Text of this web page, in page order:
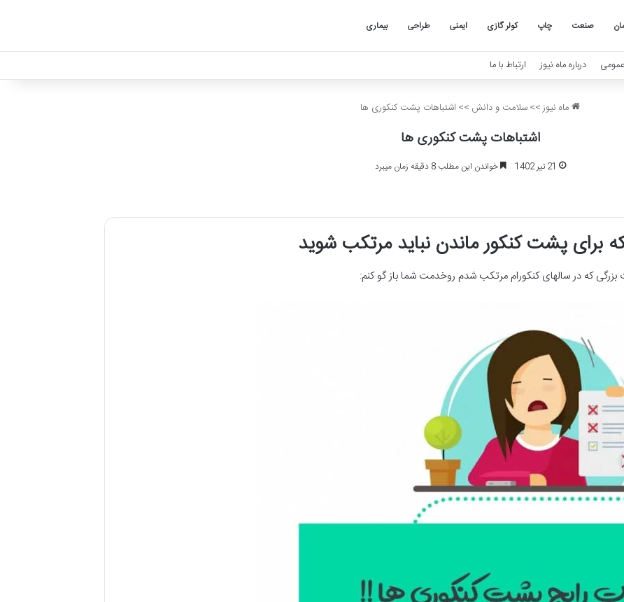
صنعت چاپ کولر گازی ایمنی طراحی بیماری
عمومی درباره ماه نیوز ارتباط با ما
ماه نیوز>>سلامت و دانش >> اشتباهات پشت کنکوری ها
اشتباهات پشت کنکوری ها
21 تیر 1402 خواندن این مطلب 8 دقیقه زمان میبرد
که در سالهای کنکورام مرتکب شدم روخدمت شما باز گو کنم: